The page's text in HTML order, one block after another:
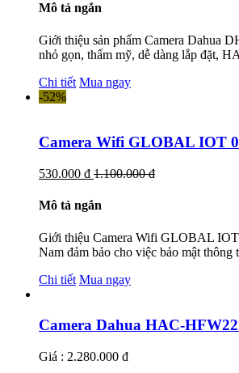
Mô tả ngắn
Giới thiệu sản phẩm Camera Dahua
nhỏ gọn, thẩm mỹ, dễ dàng lắp đặt,
Chi tiết Mua ngay
-52%
Camera Wifi GLOBAL IOT
530.000 đ 1.100.000 đ
Mô tả ngắn
Giới thiệu Camera Wifi GLOBAL IOT
Nam đảm bảo cho việc bảo mật thông
Chi tiết Mua ngay
Camera Dahua HAC-
Giá : 2.280.000 đ